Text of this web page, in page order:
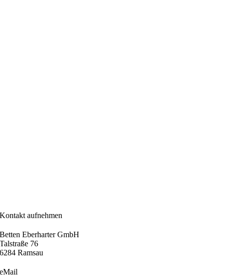
Kontakt aufnehmen
Betten Eberharter GmbH
Talstraße 76
6284 Ramsau
eMail